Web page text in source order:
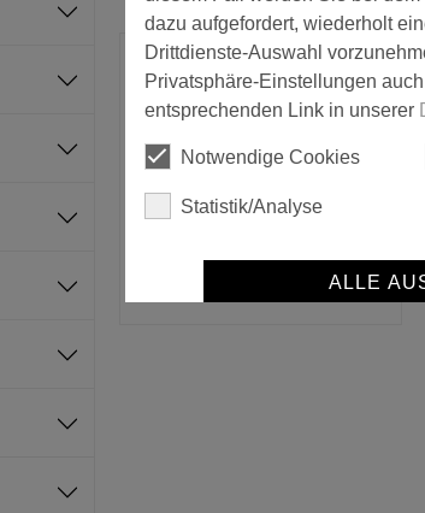
Gleitabschluß A900G
dazu aufgefordert, wiederholt
Drittdienste-Auswahl
Privatsphäre-Einstellungen
entsprechenden Link in unserer
Notwendige Cookies
Statistik/Analyse
ALLE